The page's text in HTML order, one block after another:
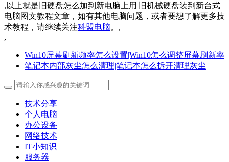
,以上就是旧硬盘怎么加到新电脑上用|旧机械硬盘装到新台式
电脑图文教程文章， 如有其他电脑问题，或者要想了解更多技
术教程，请继续关注科盟电脑。 ,
,
Win10屏幕刷新频率怎么设置|Win10怎么调整屏幕刷新率
笔记本内部灰尘怎么清理|笔记本怎么拆开清理灰尘
技术分享
个人电脑
办公设备
网络技术
IT小知识
服务器